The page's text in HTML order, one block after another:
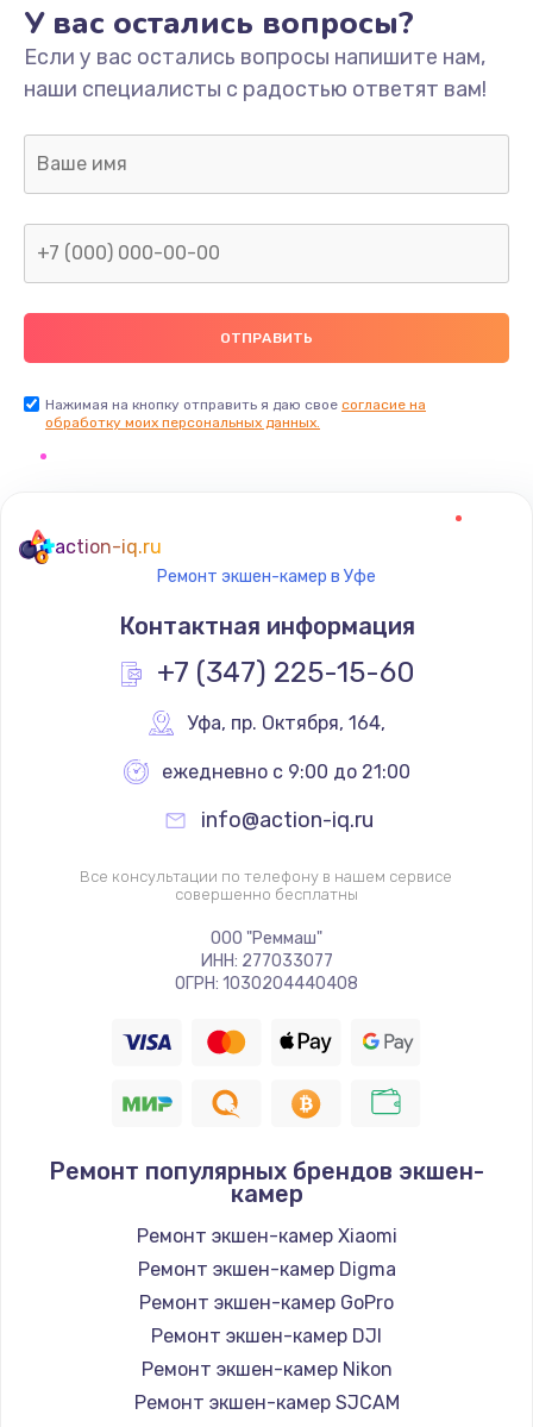
У вас остались вопросы?
Если у вас остались вопросы напишите нам,
наши специалисты с радостью ответят вам!
Нажимая на кнопку отправить я даю свое согласие на
обработку моих персональных данных.
action-iq.ru
Ремонт экшен-камер в Уфе
Контактная информация
+7 (347) 225-15-60
Уфа, пр. Октября, 164,
ежедневно с 9:00 до 21:00
info@action-iq.ru
Все консультации по телефону в нашем сервисе
совершенно бесплатны
ООО "Реммаш"
ИНН: 277033077
ОГРН: 1030204440408
Ремонт популярных брендов экшен-
камер
Ремонт экшен-камер Xiaomi
Ремонт экшен-камер Digma
Ремонт экшен-камер GoPro
Ремонт экшен-камер DJI
Ремонт экшен-камер Nikon
Ремонт экшен-камер SJCAM